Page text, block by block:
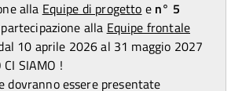
alla Equipe di progetto e n° 5
alla Equipe frontale
10 aprile 2026 al 31 maggio 2027
CI SIAMO !
dovranno essere presentate